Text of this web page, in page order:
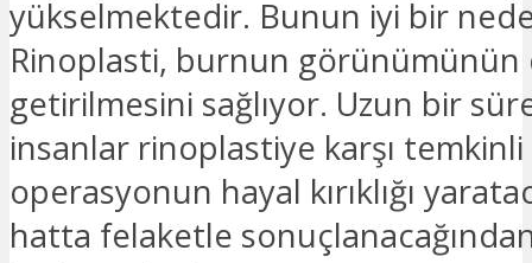
yükselmektedir. Bunun iyi bir
Rinoplasti, burnun görünümünün
getirilmesini sağlıyor. Uzun bir
insanlar rinoplastiye karşı temkinli
operasyonun hayal kırıklığı
hatta felaketle